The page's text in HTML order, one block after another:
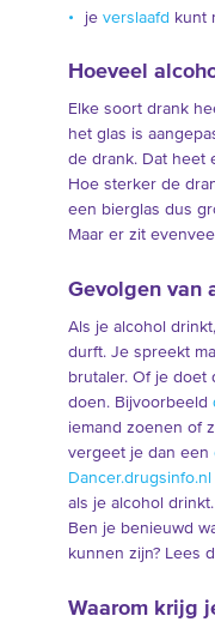
je verslaafd kunt
Hoeveel
Elke soort drank
het glas is
de drank. Dat heet
Hoe sterker de
een bierglas dus
Maar er zit
Gevolgen van
Als je alcohol
durft. Je spreekt
brutaler. Of je doet
doen. Bijvoorbeeld
iemand zoenen of
vergeet je dan een
Dancer.drugsinfo.nl
als je alcohol drinkt.
Ben je benieuwd
kunnen zijn? Lees
Waarom krijg